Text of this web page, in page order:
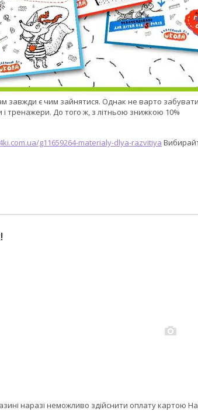
завжди є чим зайнятися. Однак не варто
і тренажери. До того ж, з літньою знижкою 10%
g11659264-materialy-dlya-razvitiya
наразі неможливо здійснити оплату картою